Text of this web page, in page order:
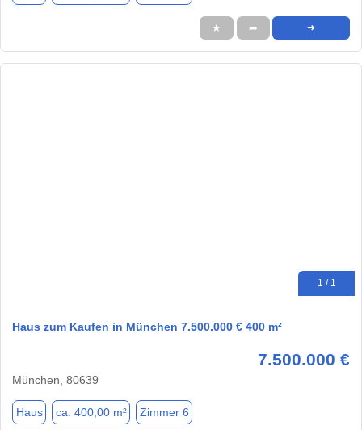
★ ➦ ➜
1 / 1
Haus zum Kaufen in München 7.500.000 € 400 m²
7.500.000 €
München, 80639
Haus ca. 400,00 m² Zimmer 6